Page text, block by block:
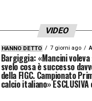
Poi, intorno al
suYouTube
di difficoltà: un
un’espressione
VIDEO
HANNO DETTO 7 giorni ago
Bargiggia: «Mancini voleva
svelo cosa è successo
della FIGC. Campionato
calcio italiano» ESCLUSIVA